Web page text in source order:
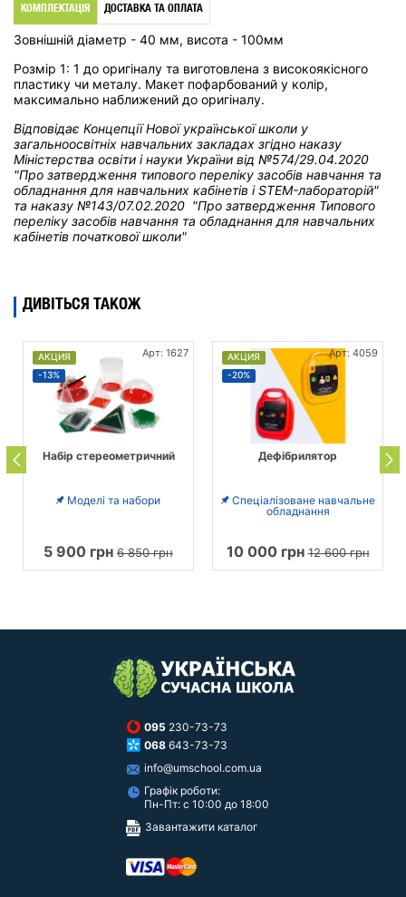
КОМПЛЕКТАЦІЯ ДОСТАВКА ТА ОПЛАТА
Зовнішній діаметр - 40 мм, висота - 100мм
Розмір 1: 1 до оригіналу та виготовлена з високоякісного
пластику чи металу. Макет пофарбований у колір,
максимально наближений до оригіналу.
Відповідає Концепції Нової української школи у
загальноосвітніх навчальних закладах згідно наказу
Міністерства освіти і науки України від №574/29.04.2020
"Про затвердження типового переліку засобів навчання та
обладнання для навчальних кабінетів і STEM-лабораторій"
та наказу №143/07.02.2020 "Про затвердження Типового
переліку засобів навчання та обладнання для навчальних
кабінетів початкової школи"
ДИВІТЬСЯ ТАКОЖ
АКЦИЯ
-13%
Арт: 1627
Набір стереометричний
Моделі та набори
5 900 грн 6 850 грн
АКЦИЯ
-20%
Арт: 4059
Дефібрилятор
Спеціалізоване навчальне
обладнання
10 000 грн12 600 грн
095 230-73-73
068 643-73-73
info@umschool.com.ua
Графік роботи:
Пн-Пт: с 10:00 до 18:00
Завантажити каталог